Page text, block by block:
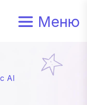
Меню
AI